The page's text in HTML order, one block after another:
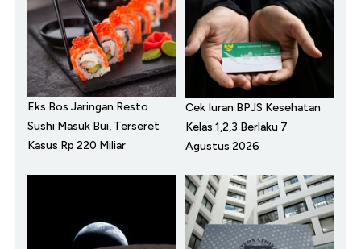
Eks Bos Jaringan Resto
Sushi Masuk Bui, Terseret
Kasus Rp 220 Miliar
Cek Iuran BPJS Kesehatan
Kelas 1,2,3 Berlaku 7
Agustus 2026